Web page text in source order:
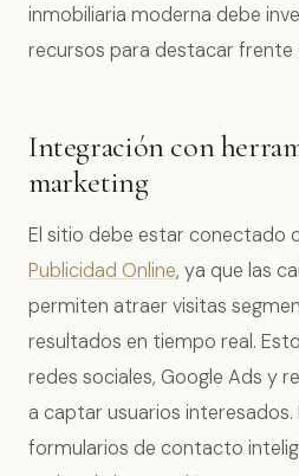
inmobiliaria moderna debe
recursos para destacar frente
Integración con
marketing
El sitio debe estar conectado
Publicidad Online, ya que las
permiten atraer visitas
resultados en tiempo real.
redes sociales, Google Ads y
a captar usuarios
formularios de contacto